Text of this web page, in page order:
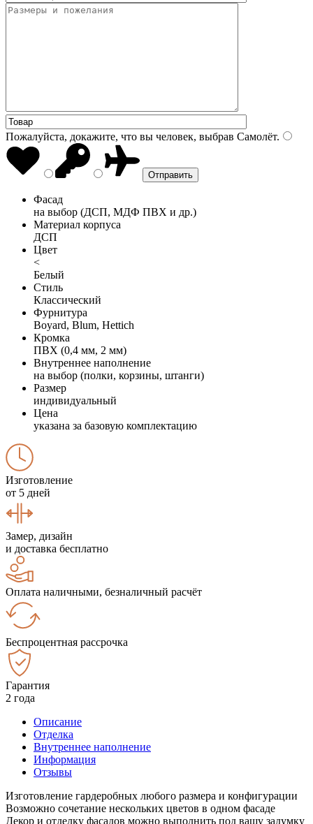
Пожалуйста, докажите, что вы человек, выбрав Самолёт.
Фасад
на выбор (ДСП, МДФ ПВХ и др.)
Материал корпуса
ДСП
Цвет
<
Белый
Стиль
Классический
Фурнитура
Boyard, Blum, Hettich
Кромка
ПВХ (0,4 мм, 2 мм)
Внутреннее наполнение
на выбор (полки, корзины, штанги)
Размер
индивидуальный
Цена
указана за базовую комплектацию
Изготовление
от 5 дней
Замер, дизайн
и доставка бесплатно
Оплата наличными, безналичный расчёт
Беспроцентная рассрочка
Гарантия
2 года
Описание
Отделка
Внутреннее наполнение
Информация
Отзывы
Изготовление гардеробных любого размера и конфигурации
Возможно сочетание нескольких цветов в одном фасаде
Декор и отделку фасадов можно выполнить под вашу задумку